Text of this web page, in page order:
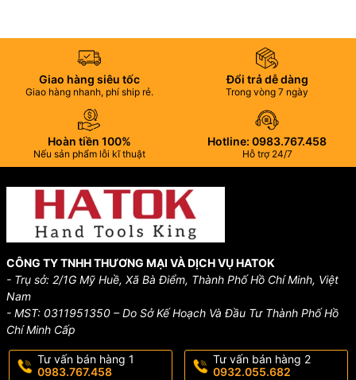
Giao hàng siêu tốc
Giao hàng nhanh, phí ship rẻ.
Đổi trả dễ dàng
Trong vòng 7 ngày
Hoàn tiền 100%
Nếu sản phẩm lỗi kĩ thuật
Hotline: 0983.767.458
Hỗ trợ 24/7
CÔNG TY TNHH THƯƠNG MẠI VÀ DỊCH VỤ HATOK
- Trụ sở: 2/1G Mỹ Huề, Xã Bà Điểm, Thành Phố Hồ Chí Minh, Việt
Nam
- MST: 0311951350 – Do Sở Kế Hoạch Và Đầu Tư Thành Phố Hồ
Chí Minh Cấp
Tư vấn bán hàng 1
0983.767.458
Tư vấn bán hàng 2
0932.055.682